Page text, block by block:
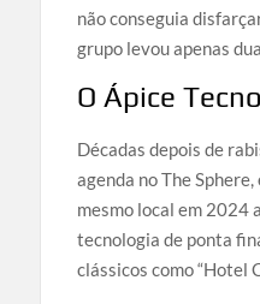
não conseguia
grupo levou apenas
O Ápice
Décadas depois de
agenda no The
mesmo local em 2024
tecnologia de ponta
clássicos como “Hotel